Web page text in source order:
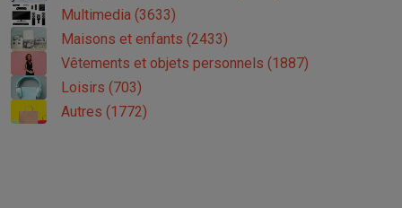
Multimedia (3633)
Maisons et enfants (2433)
Vêtements et objets personnels (1887)
Loisirs (703)
Autres (1772)